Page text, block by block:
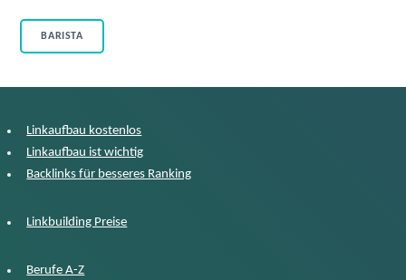
BARISTA
Linkaufbau kostenlos
Linkaufbau ist wichtig
Backlinks für besseres Ranking
Linkbuilding Preise
Berufe A-Z